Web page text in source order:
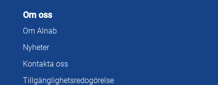
Om oss
Om Alnab
Nyheter
Kontakta oss
Tillgänglighetsredogörelse